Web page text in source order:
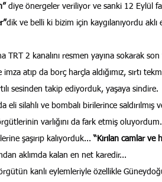
diye önergeler veriliyor ve sanki 12 Eylül
dik ve belli ki bizim için kaygılanıyordu aklı
TRT 2 kanalını resmen yayına sokarak
atıp da borç harçla aldığımız, sırtı
sesinden takip ediyorduk, yaşaya sindire.
eli silahlı ve bombalı birilerince
varlığını da fark etmiş oluyordum.
şaşırıp kalıyorduk... “Kırılan camlar
aklımda kalan en net karedir...
kanlı eylemleriyle özellikle